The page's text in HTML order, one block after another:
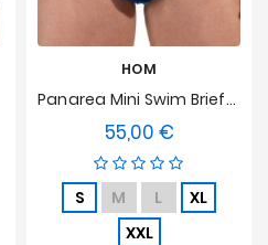
HOM
Panarea Mini Swim Briefs HOM
55,00 €Preis
S M L
XL
XXL